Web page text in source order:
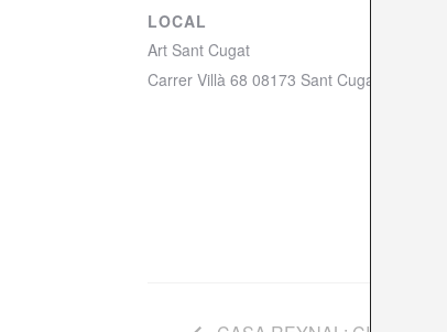
LOCAL
Art Sant Cugat
Carrer Villà 68 08173 Sant Cugat del Vallès